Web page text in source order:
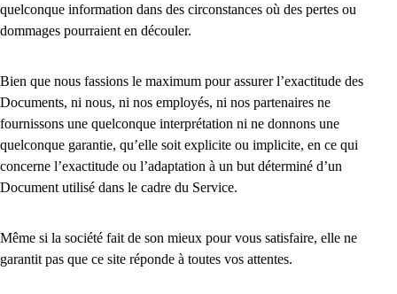
quelconque information dans des circonstances où des pertes ou
dommages pourraient en découler.
Bien que nous fassions le maximum pour assurer l’exactitude des
Documents, ni nous, ni nos employés, ni nos partenaires ne
fournissons une quelconque interprétation ni ne donnons une
quelconque garantie, qu’elle soit explicite ou implicite, en ce qui
concerne l’exactitude ou l’adaptation à un but déterminé d’un
Document utilisé dans le cadre du Service.
Même si la société fait de son mieux pour vous satisfaire, elle ne
garantit pas que ce site réponde à toutes vos attentes.